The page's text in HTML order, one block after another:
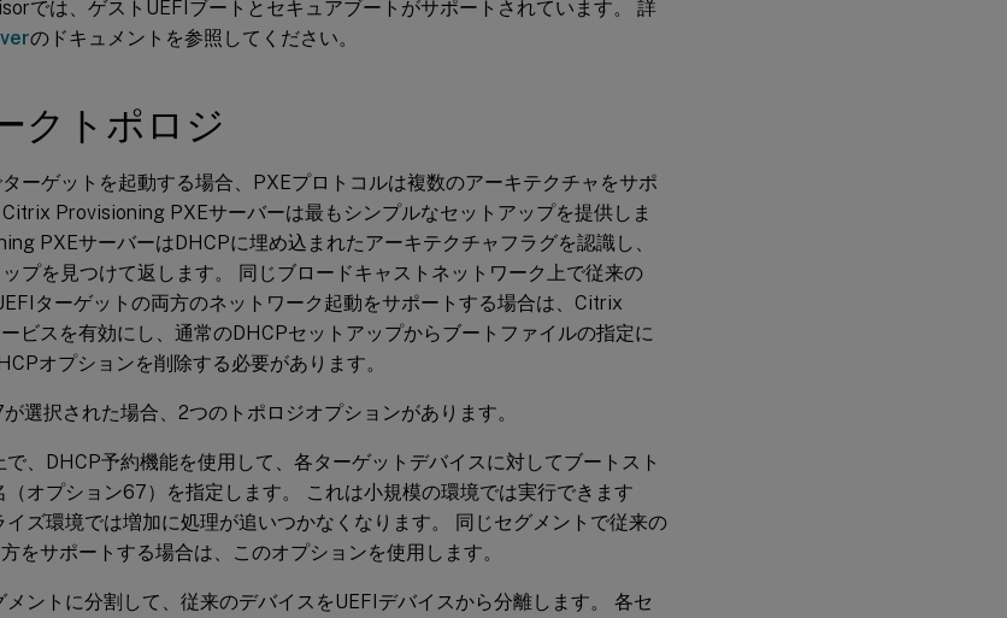
では、ゲストUEFIブートとセキュアブートがサポートされています。 詳
のドキュメントを参照してください。
クトポロジ
ーゲットを起動する場合、PXEプロトコルは複数のアーキテクチャをサポ
Provisioning PXEサーバーは最もシンプルなセットアップを提供しま
PXEサーバーはDHCPに埋め込まれたアーキテクチャフラグを認識し、
プを見つけて返します。 同じブロードキャストネットワーク上で従来の
ターゲットの両方のネットワーク起動をサポートする場合は、Citrix
ビスを有効にし、通常のDHCPセットアップからブートファイルの指定に
オプションを削除する必要があります。
選択された場合、2つのトポロジオプションがあります。
、DHCP予約機能を使用して、各ターゲットデバイスに対してブートスト
（オプション67）を指定します。 これは小規模の環境では実行できます
イズ環境では増加に処理が追いつかなくなります。 同じセグメントで従来の
をサポートする場合は、このオプションを使用します。
ントに分割して、従来のデバイスをUEFIデバイスから分離します。 各セ